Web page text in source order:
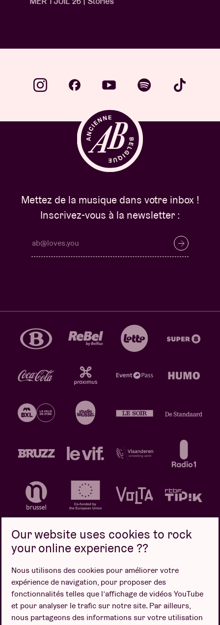
Mettez de la musique dans votre inbox !
Inscrivez-vous à la newsletter :
Politique de confidentialité
Politique de cookies
Conditions de vente
Design par
Our website uses cookies to rock
your online experience ??
Nous utilisons des cookies pour améliorer votre
expérience de navigation, pour proposer des
fonctionnalités telles que l’affichage de vidéos YouTube
et pour analyser le trafic sur notre site. Par ailleurs,
nous partageons des informations sur votre utilisation